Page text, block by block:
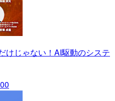
けじゃない！AI駆動のシステ